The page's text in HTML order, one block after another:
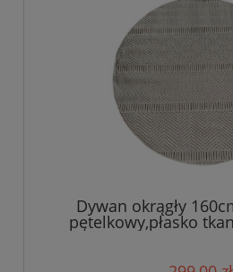
Dywan okrągły
pętelkowy,płasko
wewnętrzny